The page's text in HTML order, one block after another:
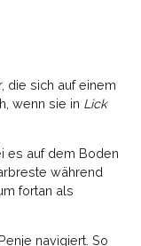
die sich auf einem
wenn sie in Lick
es auf dem Boden
während
fortan als
navigiert. So